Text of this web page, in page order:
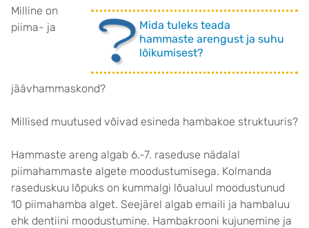
Mida tuleks teada
hammaste arengust ja suhu
lõikumisest?
Milline on
piima- ja
jäävhammaskond?
Millised muutused võivad esineda hambakoe struktuuris?
Hammaste areng algab 6.-7. raseduse nädalal
piimahammaste algete moodustumisega. Kolmanda
raseduskuu lõpuks on kummalgi lõualuul moodustunud
10 piimahamba alget. Seejärel algab emaili ja hambaluu
ehk dentiini moodustumine. Hambakrooni kujunemine ja